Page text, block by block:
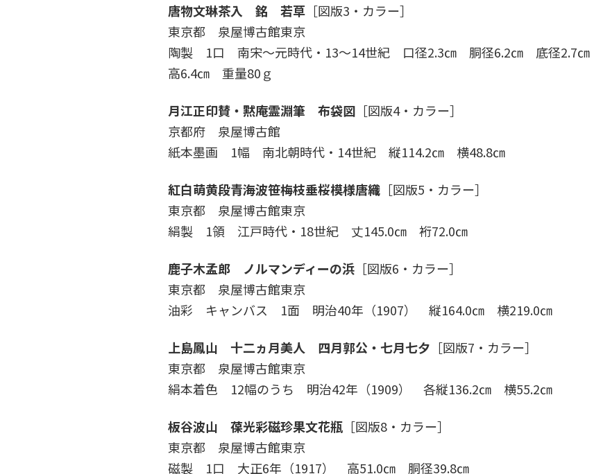
唐物文琳茶入 銘 若草 ［図版3・カラー］
東京都 泉屋博古館東京
陶製 1口 南宋～元時代・13～14世紀 口径2.3㎝ 胴径6.2㎝ 底径2.7㎝
高6.4㎝ 重量80ｇ
月江正印賛・黙庵霊淵筆 布袋図 ［図版4・カラー］
京都府 泉屋博古館
紙本墨画 1幅 南北朝時代・14世紀 縦114.2㎝ 横48.8㎝
紅白萌黄段青海波笹梅枝垂桜模様唐織 ［図版5・カラー］
東京都 泉屋博古館東京
絹製 1領 江戸時代・18世紀 丈145.0㎝ 裄72.0㎝
鹿子木孟郎 ノルマンディーの浜 ［図版6・カラー］
東京都 泉屋博古館東京
油彩 キャンバス 1面 明治40年（1907） 縦164.0㎝ 横219.0㎝
上島鳳山 十二ヵ月美人 四月郭公・七月七夕 ［図版7・カラー］
東京都 泉屋博古館東京
絹本着色 12幅のうち 明治42年（1909） 各縦136.2㎝ 横55.2㎝
板谷波山 葆光彩磁珍果文花瓶 ［図版8・カラー］
東京都 泉屋博古館東京
磁製 1口 大正6年（1917） 高51.0㎝ 胴径39.8㎝